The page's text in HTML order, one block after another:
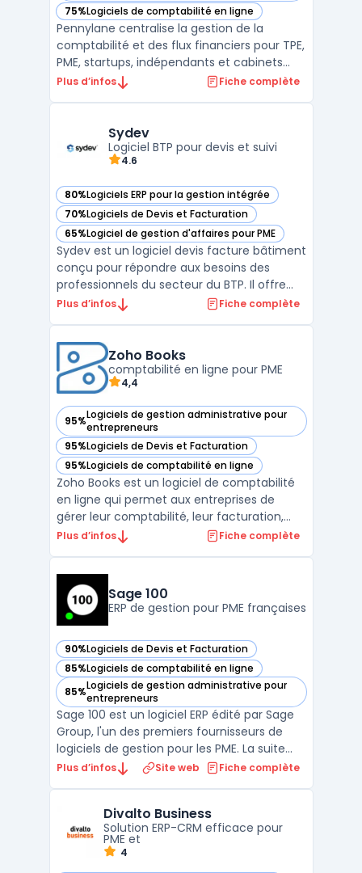
75%Logiciels de comptabilité en ligne
— voir Pennylane dans cette catégorie
Pennylane centralise la gestion de la
comptabilité et des flux financiers pour TPE,
PME, startups, indépendants et cabinets
d’expertise comptable. La plateforme SaaS
accès collaboratifs pour clients et experts ...
Plus d’infos Fiche complète
Sydev
Logiciel BTP pour devis et suivi
4.6
80%Logiciels ERP pour la gestion intégrée
— voir Sydev dans cette catégorie
70%Logiciels de Devis et Facturation
— voir Sydev dans cette catégorie
65%Logiciel de gestion d'affaires pour PME
— voir Sydev dans cette catégorie
Sydev est un logiciel devis facture bâtiment
conçu pour répondre aux besoins des
professionnels du secteur du BTP. Il offre
une solution centralisée pour la gestion des
production de documents conformes aux
régleme ...
Plus d’infos Fiche complète
Zoho Books
comptabilité en ligne pour PME
4,4
95%Logiciels de gestion administrative pour
entrepreneurs
— voir Zoho Books dans cette catégorie
95%Logiciels de Devis et Facturation
— voir Zoho Books dans cette catégorie
95%Logiciels de comptabilité en ligne
— voir Zoho Books dans cette catégorie
Zoho Books est un logiciel de comptabilité
en ligne qui permet aux entreprises de
gérer leur comptabilité, leur facturation,
leur gestion de stock, leur reporting
leurs tâches administratives et financières,
comme l' ...
Plus d’infos Fiche complète
Sage 100
ERP de gestion pour PME françaises
90%Logiciels de Devis et Facturation
— voir Sage 100 dans cette catégorie
85%Logiciels de comptabilité en ligne
— voir Sage 100 dans cette catégorie
85%Logiciels de gestion administrative pour
entrepreneurs
— voir Sage 100 dans cette catégorie
Sage 100 est un logiciel ERP édité par Sage
Group, l'un des premiers fournisseurs de
logiciels de gestion pour les PME. La suite
couvre la comptabilité générale, la gestion
paie dans un environnement intégré.
Disponible en m ...
Plus d’infos Site web Fiche complète
Divalto Business
Solution ERP-CRM efficace pour
PME et
4